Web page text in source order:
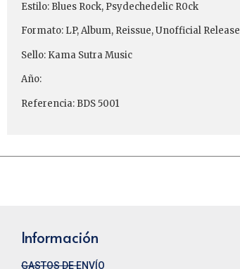
Estilo: Blues Rock, Psydechedelic R0ck
Formato: LP, Album, Reissue, Unofficial Release
Sello: Kama Sutra Music
Año:
Referencia: BDS 5001
Información
GASTOS DE ENVÍO